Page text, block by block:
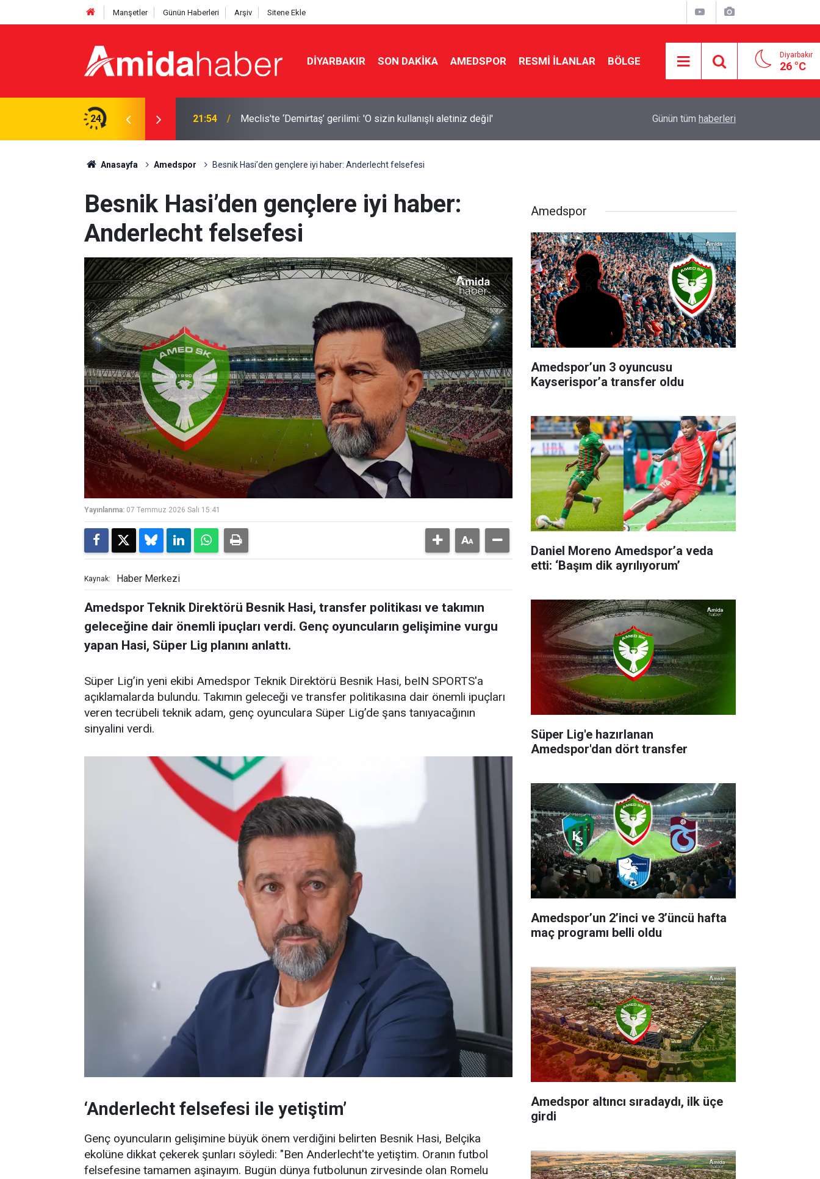
Manşetler Günün Haberleri Arşiv Sitene Ekle
DIYARBAKIR SON DAKIKA AMEDSPOR RESMI İLANLAR BÖLGE Diyarbakır
26 °C
24
kullanışlı aletiniz değil' 21:18 Elazığ’da 14 bin 894 afet konutu ve iş yeri inşa edildi Zübeyir Aydar: Kendimi teklifin dışında buldum
Günün tüm haberleri
Anasayfa Amedspor Besnik Hasi’den gençlere iyi haber: Anderlecht felsefesi
Besnik Hasi’den gençlere iyi haber:
Anderlecht felsefesi
Yayınlanma: 07 Temmuz 2026 Salı 15:41
Kaynak: Haber Merkezi
Amedspor Teknik Direktörü Besnik Hasi, transfer politikası ve takımın
geleceğine dair önemli ipuçları verdi. Genç oyuncuların gelişimine vurgu
yapan Hasi, Süper Lig planını anlattı.
Süper Lig’in yeni ekibi Amedspor Teknik Direktörü Besnik Hasi, beIN SPORTS'a
açıklamalarda bulundu. Takımın geleceği ve transfer politikasına dair önemli ipuçları
veren tecrübeli teknik adam, genç oyunculara Süper Lig’de şans tanıyacağının
sinyalini verdi.
‘Anderlecht felsefesi ile yetiştim’
Genç oyuncuların gelişimine büyük önem verdiğini belirten Besnik Hasi, Belçika
ekolüne dikkat çekerek şunları söyledi: "Ben Anderlecht'te yetiştim. Oranın futbol
felsefesine tamamen aşinayım. Bugün dünya futbolunun zirvesinde olan Romelu
Amedspor
Amedspor’un 3 oyuncusu
Kayserispor’a transfer oldu
Daniel Moreno Amedspor’a veda
etti: ‘Başım dik ayrılıyorum’
Süper Lig'e hazırlanan
Amedspor'dan dört transfer
Amedspor’un 2’inci ve 3’üncü hafta
maç programı belli oldu
Amedspor altıncı sıradaydı, ilk üçe
girdi